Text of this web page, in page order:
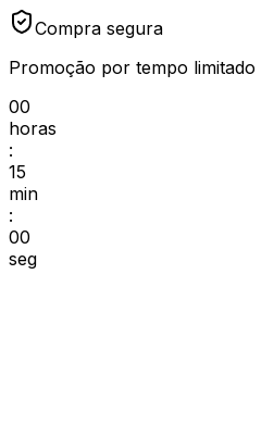
Compra segura
Promoção por tempo limitado
00
horas
:
15
min
:
00
seg